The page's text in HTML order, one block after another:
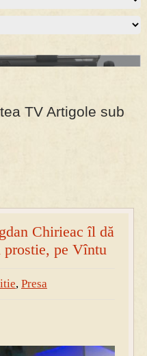
TV Artigole sub
Chirieac îl dă
pe Vîntu
, Presa